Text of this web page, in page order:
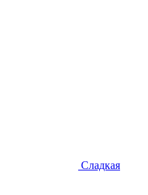
Сладкая